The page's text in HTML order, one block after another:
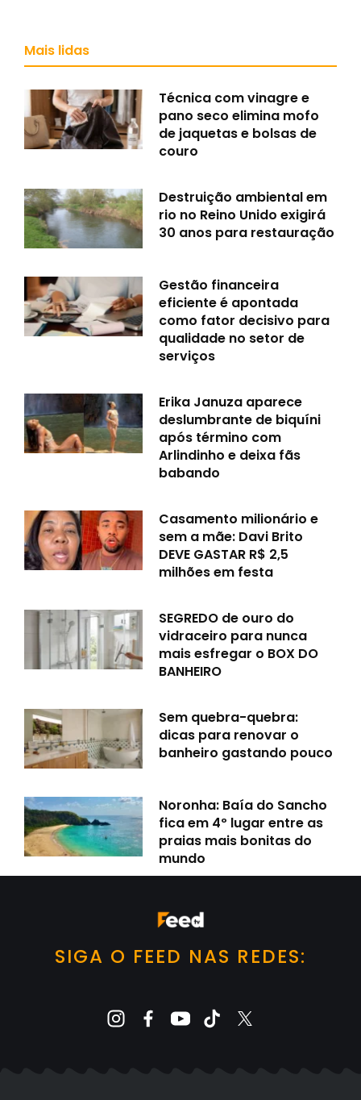
Mais lidas
Técnica com vinagre e
pano seco elimina mofo
de jaquetas e bolsas de
couro
Destruição ambiental em
rio no Reino Unido exigirá
30 anos para restauração
Gestão financeira
eficiente é apontada
como fator decisivo para
qualidade no setor de
serviços
Erika Januza aparece
deslumbrante de biquíni
após término com
Arlindinho e deixa fãs
babando
Casamento milionário e
sem a mãe: Davi Brito
DEVE GASTAR R$ 2,5
milhões em festa
SEGREDO de ouro do
vidraceiro para nunca
mais esfregar o BOX DO
BANHEIRO
Sem quebra-quebra:
dicas para renovar o
banheiro gastando pouco
Noronha: Baía do Sancho
fica em 4º lugar entre as
praias mais bonitas do
mundo
SIGA O FEED NAS REDES: